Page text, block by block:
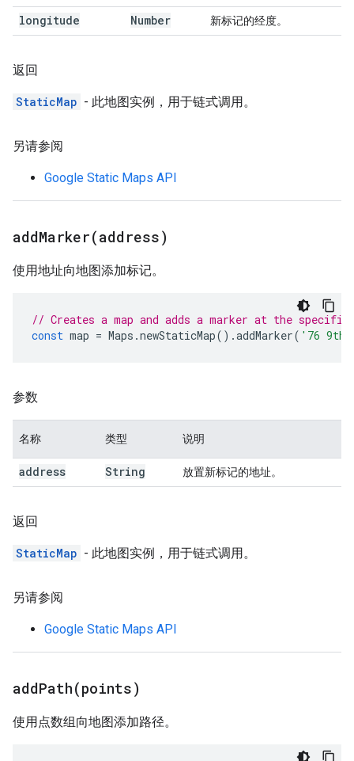
longitude Number 新标记的经度。
返回
StaticMap - 此地图实例，用于链式调用。
另请参阅
Google Static Maps API
addMarker(address)
使用地址向地图添加标记。
// Creates a map and adds a marker at the
const map = Maps .newStaticMap().addMarker( '76 9th
参数
名称 类型 说明
address String 放置新标记的地址。
返回
StaticMap - 此地图实例，用于链式调用。
另请参阅
Google Static Maps API
addPath(points)
使用点数组向地图添加路径。